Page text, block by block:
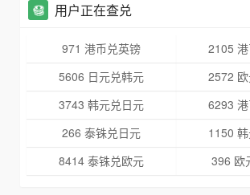
用户正在查兑
971 港币兑英镑 2105
5606 日元兑韩元
2572
3743 韩元兑日元
6293
266 泰铢兑日元
1150
8414 泰铢兑欧元
396 欧